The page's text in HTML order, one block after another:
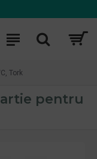
Tork
pentru